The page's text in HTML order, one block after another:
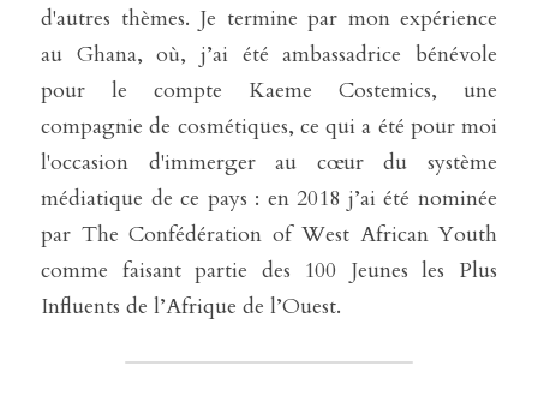
d'autres thèmes. Je termine par mon expérience
au Ghana, où, j’ai été ambassadrice bénévole
pour le compte Kaeme Costemics, une
compagnie de cosmétiques, ce qui a été pour moi
l'occasion d'immerger au cœur du système
médiatique de ce pays : en 2018 j’ai été nominée
par The Confédération of West African Youth
comme faisant partie des 100 Jeunes les Plus
Influents de l’Afrique de l’Ouest.